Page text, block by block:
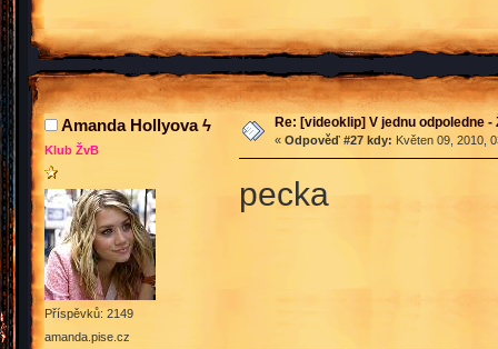
Amanda Hollyova ϟ
Klub ŽvB
Příspěvků: 2149
amanda.pise.cz
Re: [videoklip] V jednu odpoledne
« Odpověď #27 kdy: Květen 09, 2010,
pecka